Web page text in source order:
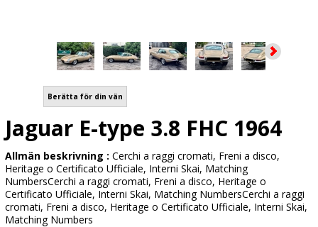
Berätta för din vän
Jaguar E-type 3.8 FHC 1964
Allmän beskrivning : Cerchi a raggi cromati, Freni a disco,
Heritage o Certificato Ufficiale, Interni Skai, Matching
NumbersCerchi a raggi cromati, Freni a disco, Heritage o
Certificato Ufficiale, Interni Skai, Matching NumbersCerchi a raggi
cromati, Freni a disco, Heritage o Certificato Ufficiale, Interni Skai,
Matching Numbers